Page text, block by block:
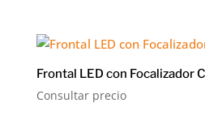
Frontal LED con Focalizador
Consultar precio